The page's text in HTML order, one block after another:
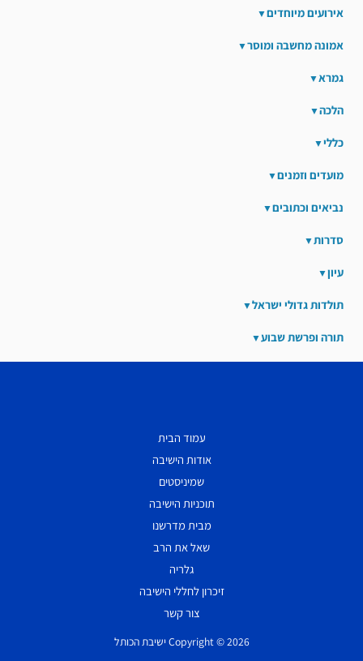
אירועים מיוחדים
אמונה מחשבה ומוסר
גמרא
הלכה
כללי
מועדים וזמנים
נביאים וכתובים
סדרות
עיון
תולדות גדולי ישראל
תורה ופרשת שבוע
עמוד הבית
אודות הישיבה
שמיניסטים
תוכניות הישיבה
מבית מדרשנו
שאל את הרב
גלריה
זיכרון לחללי הישיבה
צור קשר
Copyright © 2026 ישיבת הכותל